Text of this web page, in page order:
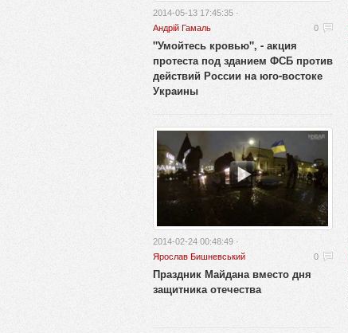
2014-05-13 17:45:35 ·
Андрій Гамаль
0
"Умойтесь кровью", - акция
протеста под зданием ФСБ против
действий России на юго-востоке
Украины
2014-02-24 00:48:49 ·
Ярослав Бишневський
0
Праздник Майдана вместо дня
защитника отечества